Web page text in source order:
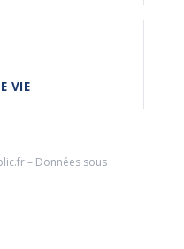
VIE
– Données sous